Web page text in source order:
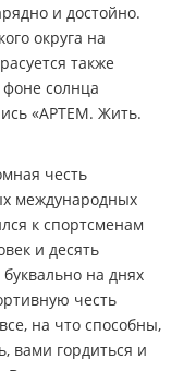
и достойно.
округа на
также
солнца
«АРТЕМ. Жить.
честь
международных
к спортсменам
и десять
на днях
честь
на что способны,
вами гордиться и